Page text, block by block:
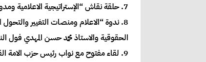
7. حلقة نقاش “الإستراتيجية الاعلامية ومدونة السياسة الاعلامية ومأسسة العمل الاعلامي” قدمها محمد الامين عبد النبي رئيس دائرة الاعلام بالحزب.
8. ندوة “الاعلام ومنصات التغيير
الحقوقية والاستاذ محمد حسن المهدي فول
9. لقاء مفتوح مع نواب رئيس حزب الامة